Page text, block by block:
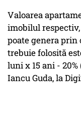
Valoarea
imobilul
poate genera prin
trebuie folosită
luni x 15 ani -
Iancu Guda, la